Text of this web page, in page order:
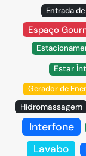
Entrada
Espaço
Estar
Gerador de
Hidromassagem
Interfone
Lavabo